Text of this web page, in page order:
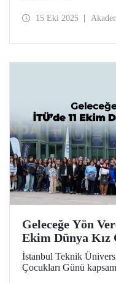
15 Eki 2025
Geleceğe Yön
Ekim Dünya Kız
İstanbul Teknik
Çocukları Günü